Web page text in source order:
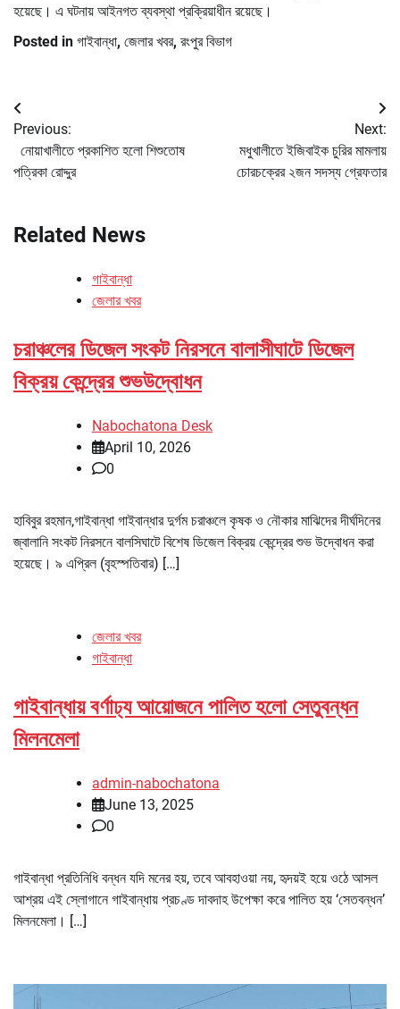
হয়েছে। এ ঘটনায় আইনগত ব্যবস্থা প্রক্রিয়াধীন রয়েছে।
Posted in গাইবান্ধা, জেলার খবর, রংপুর বিভাগ
Post
navigation
Previous:
নোয়াখালীতে প্রকাশিত হলো শিশুতোষ
পত্রিকা রোদ্দুর
Next:
মধুখালীতে ইজিবাইক চুরির মামলায়
চোরচক্রের ২জন সদস্য গ্রেফতার
Related News
গাইবান্ধা
জেলার খবর
চরাঞ্চলের ডিজেল সংকট নিরসনে বালাসীঘাটে ডিজেল
বিক্রয় কেন্দ্রের শুভউদ্বোধন
Nabochatona Desk
April 10, 2026
0
হাবিবুর রহমান,গাইবান্ধা গাইবান্ধার দুর্গম চরাঞ্চলে কৃষক ও নৌকার মাঝিদের দীর্ঘদিনের
জ্বালানি সংকট নিরসনে বালসিঘাটে বিশেষ ডিজেল বিক্রয় কেন্দ্রের শুভ উদ্বোধন করা
হয়েছে। ৯ এপ্রিল (বৃহস্পতিবার) […]
জেলার খবর
গাইবান্ধা
গাইবান্ধায় বর্ণাঢ্য আয়োজনে পালিত হলো সেতুবন্ধন
মিলনমেলা
admin-nabochatona
June 13, 2025
0
গাইবান্ধা প্রতিনিধি বন্ধন যদি মনের হয়, তবে আবহাওয়া নয়, হৃদয়ই হয়ে ওঠে আসল
আশ্রয় এই স্লোগানে গাইবান্ধায় প্রচণ্ড দাবদাহ উপেক্ষা করে পালিত হয় ‘সেতবন্ধন’
মিলনমেলা। […]